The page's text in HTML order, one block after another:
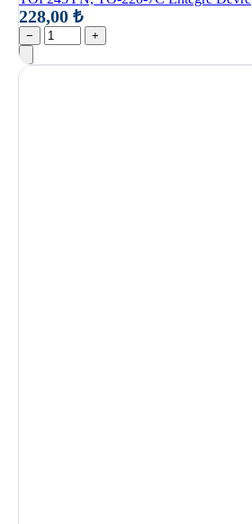
228,00 ₺
− +